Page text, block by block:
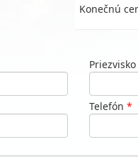
Konečnú
Priezvisko
Telefón *